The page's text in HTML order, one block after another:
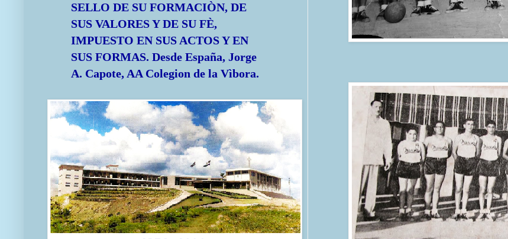
SELLO DE SU FORMACIÒN, DE
SUS VALORES Y DE SU FÈ,
IMPUESTO EN SUS ACTOS Y EN
SUS FORMAS. Desde España, Jorge
A. Capote, AA Colegion de la Vìbora.